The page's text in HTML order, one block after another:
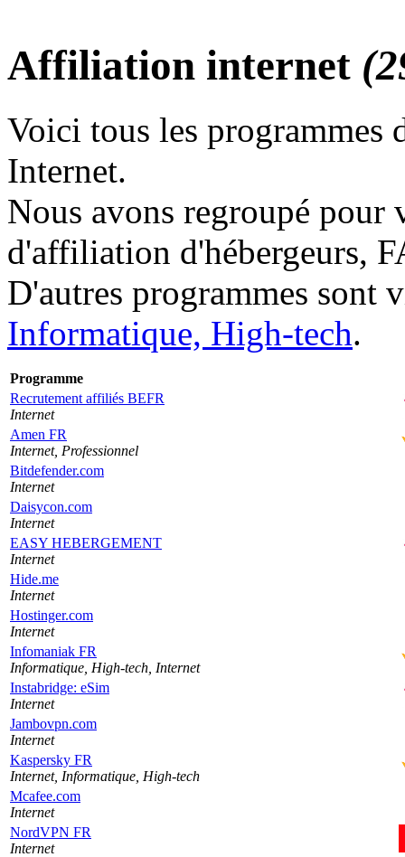
Affiliation internet
Voici tous les
Internet.
Nous avons regroupé pour
d'affiliation d'hébergeurs,
D'autres programmes sont
Informatique, High-tech.
Programme
Recrutement affiliés BEFR
Internet
Amen FR
Internet, Professionnel
Bitdefender.com
Internet
Daisycon.com
Internet
EASY HEBERGEMENT
Internet
Hide.me
Internet
Hostinger.com
Internet
Infomaniak FR
Informatique, High-tech, Internet
Instabridge: eSim
Internet
Jambovpn.com
Internet
Kaspersky FR
Internet, Informatique, High-tech
Mcafee.com
Internet
NordVPN FR
Internet